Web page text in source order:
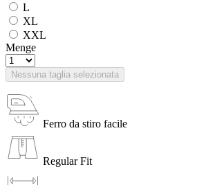
L
XL
XXL
Menge
Nessuna taglia selezionata
Ferro da stiro facile
Regular Fit